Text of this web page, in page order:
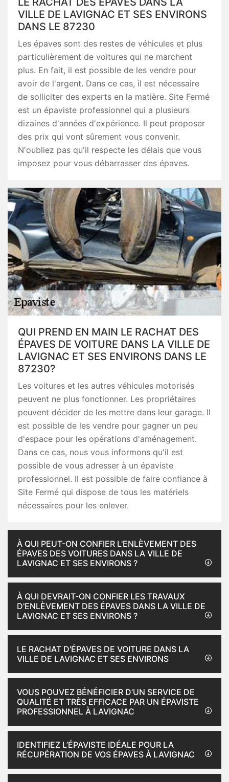
VILLE DE LAVIGNAC ET SES ENVIRONS
DANS LE 87230
Les épaves sont des restes de véhicules et plus
particulièrement de voitures qui ne marchent
plus. En fait, il est possible de les vendre pour
avoir de l'argent. Dans ce cas, il est nécessaire
de solliciter des experts en la matière. Site Fermé
est un épaviste professionnel qui a plusieurs
dizaines d'années d'expérience. Il peut proposer
des prix qui vont sûrement vous convenir.
N'oubliez pas qu'il respecte les délais que vous
imposez pour vous débarrasser des épaves.
QUI PREND EN MAIN LE RACHAT DES
ÉPAVES DE VOITURE DANS LA VILLE DE
LAVIGNAC ET SES ENVIRONS DANS LE
87230?
Les voitures et les autres véhicules motorisés
peuvent ne plus fonctionner. Les propriétaires
peuvent décider de les mettre dans leur garage. Il
est possible de les vendre pour gagner un peu
d'espace pour les opérations d'aménagement.
Dans ce cas, nous vous informons qu'il est
possible de vous adresser à un épaviste
professionnel. Il est possible de faire confiance à
Site Fermé qui dispose de tous les matériels
nécessaires pour les enlever.
À QUI PEUT-ON CONFIER L'ENLÈVEMENT DES
ÉPAVES DES VOITURES DANS LA VILLE DE
LAVIGNAC ET SES ENVIRONS ?
À QUI DEVRAIT-ON CONFIER LES TRAVAUX
D'ENLÈVEMENT DES ÉPAVES DANS LA VILLE DE
LAVIGNAC ET SES ENVIRONS ?
LE RACHAT D'ÉPAVES DE VOITURE DANS LA
VILLE DE LAVIGNAC ET SES ENVIRONS
VOUS POUVEZ BÉNÉFICIER D’UN SERVICE DE
QUALITÉ ET TRÈS EFFICACE PAR UN ÉPAVISTE
PROFESSIONNEL À LAVIGNAC
IDENTIFIEZ L’ÉPAVISTE IDÉALE POUR LA
RÉCUPÉRATION DE VOS ÉPAVES À LAVIGNAC